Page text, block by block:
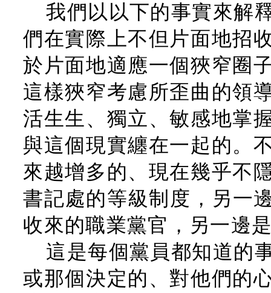
我們以以下的事實來解
們在實際上不但片面地招
於片面地適應一個狹窄圈
這樣狹窄考慮所歪曲的領
活生生、獨立、敏感地掌
與這個現實纏在一起的。
來越增多的、現在幾乎不
書記處的等級制度，另一
收來的職業黨官，另一邊
這是每個黨員都知道的
或那個決定的、對他們的